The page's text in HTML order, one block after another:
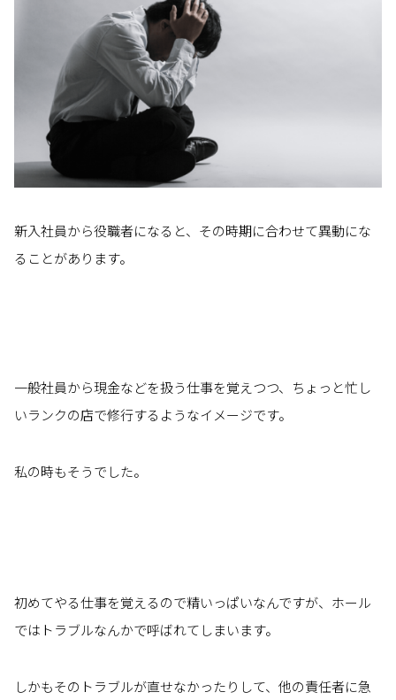
新入社員から役職者になると、その時期に合わせて異動にな
ることがあります。
一般社員から現金などを扱う仕事を覚えつつ、ちょっと忙し
いランクの店で修行するようなイメージです。
私の時もそうでした。
初めてやる仕事を覚えるので精いっぱいなんですが、ホール
ではトラブルなんかで呼ばれてしまいます。
しかもそのトラブルが直せなかったりして、他の責任者に急